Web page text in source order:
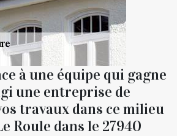
à une équipe qui gagne
une entreprise de
travaux dans ce milieu
Roule dans le 27940